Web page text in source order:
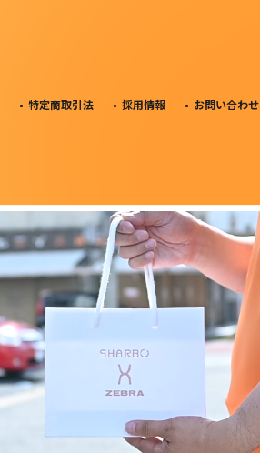
特定商取引法 採用情報
お問い合わせ